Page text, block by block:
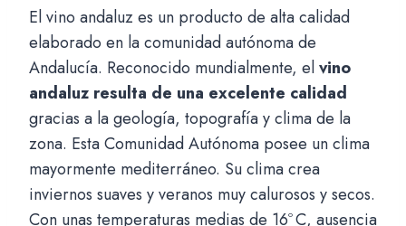
El vino andaluz es un producto de alta calidad
elaborado en la comunidad autónoma de
Andalucía. Reconocido mundialmente, elvino
andaluz resulta de una excelente calidad
gracias a la geología, topografía y clima de la
zona. Esta Comunidad Autónoma posee un clima
mayormente mediterráneo. Su clima crea
inviernos suaves y veranos muy calurosos y secos.
Con unas temperaturas medias de 16º C, ausencia